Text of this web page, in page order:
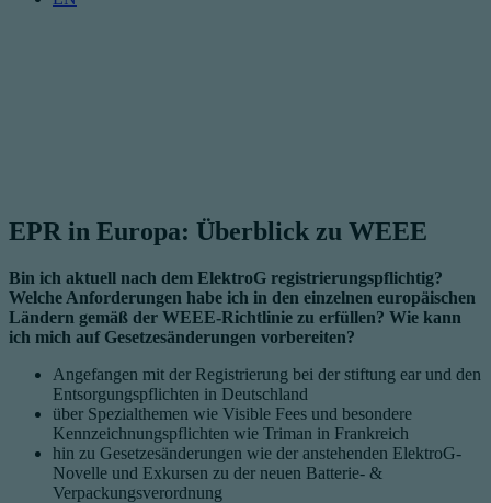
EPR in Europa: Überblick zu WEEE
Bin ich aktuell nach dem ElektroG registrierungspflichtig?
Welche Anforderungen habe ich in den einzelnen europäischen
Ländern gemäß der WEEE-Richtlinie zu erfüllen? Wie kann
ich mich auf Gesetzesänderungen vorbereiten?
Angefangen mit der Registrierung bei der stiftung ear und den
Entsorgungspflichten in Deutschland
über Spezialthemen wie Visible Fees und besondere
Kennzeichnungspflichten wie Triman in Frankreich
hin zu Gesetzesänderungen wie der anstehenden ElektroG-
Novelle und Exkursen zu der neuen Batterie- &
Verpackungsverordnung